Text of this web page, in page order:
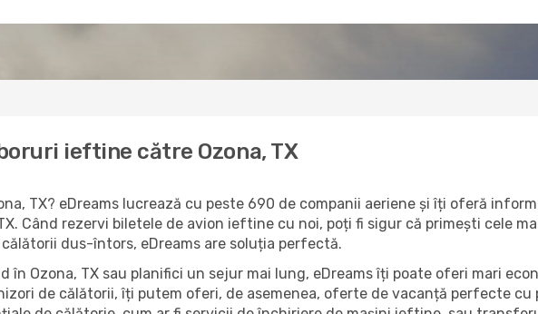
ieftine către Ozona, TX
TX? eDreams lucrează cu peste 690 de companii aeriene și îți oferă
Când rezervi biletele de avion ieftine cu noi, poți fi sigur că primești cele
dus-întors, eDreams are soluția perfectă.
în Ozona, TX sau planifici un sejur mai lung, eDreams îți poate oferi mari
de călătorii, îți putem oferi, de asemenea, oferte de vacanță perfecte cu